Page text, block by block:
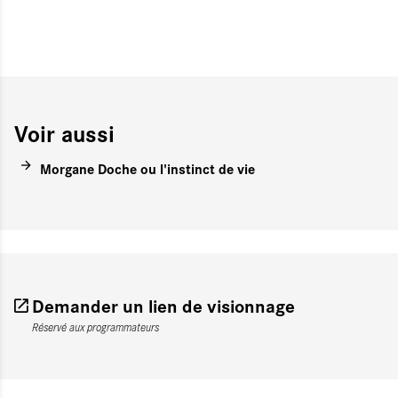
Voir aussi
Morgane Doche ou l'instinct de vie
Demander un lien de visionnage
Réservé aux programmateurs